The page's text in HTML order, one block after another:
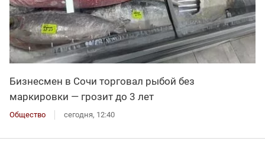
Бизнесмен в Сочи торговал рыбой без
маркировки — грозит до 3 лет
Общество сегодня, 12:40